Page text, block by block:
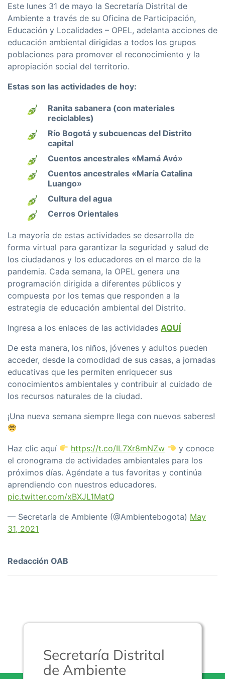
Este lunes 31 de mayo la Secretaría Distrital de
Ambiente a través de su Oficina de Participación,
Educación y Localidades – OPEL, adelanta acciones de
educación ambiental dirigidas a todos los grupos
poblaciones para promover el reconocimiento y la
apropiación social del territorio.
Estas son las actividades de hoy:
Ranita sabanera (con materiales
reciclables)
Río Bogotá y subcuencas del Distrito
capital
Cuentos ancestrales «Mamá Avó»
Cuentos ancestrales «María Catalina
Luango»
Cultura del agua
Cerros Orientales
La mayoría de estas actividades se desarrolla de
forma virtual para garantizar la seguridad y salud de
los ciudadanos y los educadores en el marco de la
pandemia. Cada semana, la OPEL genera una
programación dirigida a diferentes públicos y
compuesta por los temas que responden a la
estrategia de educación ambiental del Distrito.
Ingresa a los enlaces de las actividades AQUÍ
De esta manera, los niños, jóvenes y adultos pueden
acceder, desde la comodidad de sus casas, a jornadas
educativas que les permiten enriquecer sus
conocimientos ambientales y contribuir al cuidado de
los recursos naturales de la ciudad.
¡Una nueva semana siempre llega con nuevos saberes!
Haz clic aquí https://t.co/IL7Xr8mNZw
y conoce
el cronograma de actividades ambientales para los
próximos días. Agéndate a tus favoritas y continúa
aprendiendo con nuestros educadores.
pic.twitter.com/xBXJL1MatQ
— Secretaría de Ambiente (@Ambientebogota) May
31, 2021
Redacción OAB
Secretaría Distrital
de Ambiente